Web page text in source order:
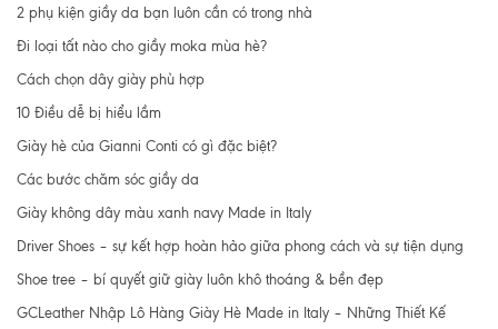
2 phụ kiện giầy da bạn luôn cần có trong nhà
Đi loại tất nào cho giầy moka mùa hè?
Cách chọn dây giày phù hợp
10 Điều dễ bị hiểu lầm
Giày hè của Gianni Conti có gì đặc biệt?
Các bước chăm sóc giầy da
Giày không dây màu xanh navy Made in Italy
Driver Shoes – sự kết hợp hoàn hảo giữa phong cách và sự tiện dụng
Shoe tree – bí quyết giữ giày luôn khô thoáng & bền đẹp
GCLeather Nhập Lô Hàng Giày Hè Made in Italy – Những Thiết Kế